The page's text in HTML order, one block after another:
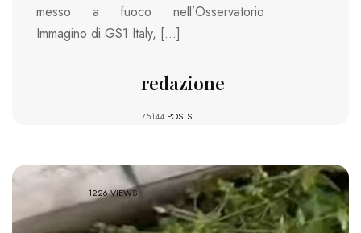
messo a fuoco nell’Osservatorio
Immagino di GS1 Italy, […]
redazione
75144 POSTS
1226 VIEWS